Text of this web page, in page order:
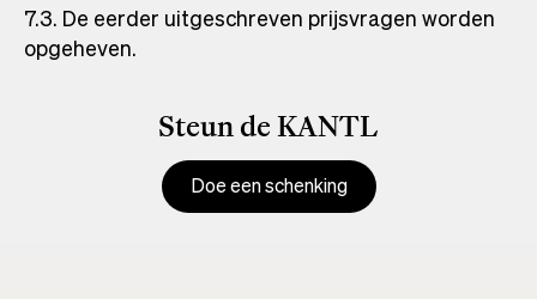
7.3. De eerder uitgeschreven prijsvragen worden
opgeheven.
Steun de KANTL
Doe een schenking